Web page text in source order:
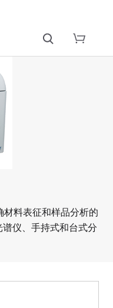
材料表征和样品分析的
仪、手持式和台式分